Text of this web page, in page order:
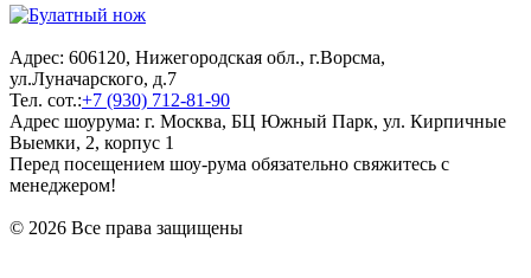
Адрес: 606120, Нижегородская обл., г.Ворсма,
ул.Луначарского, д.7
Тел. сот.:+7 (930) 712-81-90
Адрес шоурума: г. Москва, БЦ Южный Парк, ул. Кирпичные
Выемки, 2, корпус 1
Перед посещением шоу-рума обязательно свяжитесь с
менеджером!
© 2026 Все права защищены